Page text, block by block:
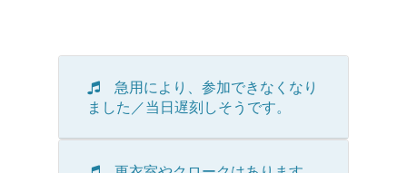
急用により、参加できなくなり
ました／当日遅刻しそうです。